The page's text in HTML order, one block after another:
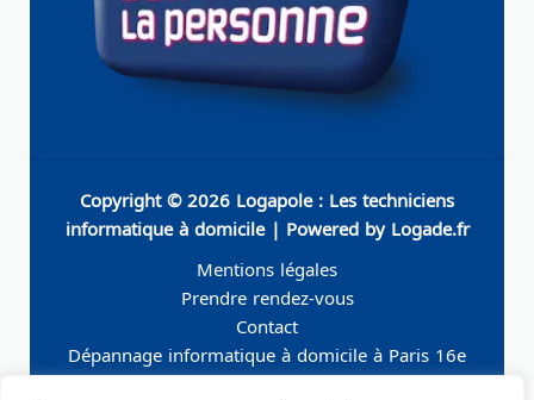
Copyright © 2026 Logapole : Les techniciens
informatique à domicile | Powered by Logade.fr
Mentions légales
Prendre rendez-vous
Contact
Dépannage informatique à domicile à Paris 16e